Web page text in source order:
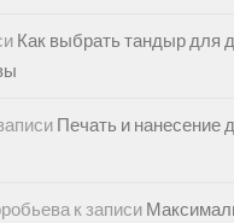
Как выбрать тандыр для
Печать и нанесение
к записи